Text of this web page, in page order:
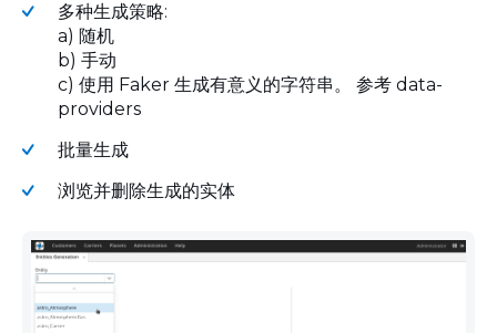
多种生成策略:
a) 随机
b) 手动
c) 使用 Faker 生成有意义的字符串。 参考 data-
providers
批量生成
浏览并删除生成的实体